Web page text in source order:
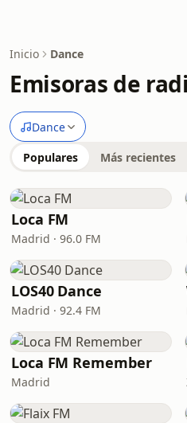
Inicio Dance
Emisoras de
Dance
Populares Más recientes
Loca FM
Madrid · 96.0 FM
LOS40 Dance
Madrid · 92.4 FM
Loca FM Remember
Madrid